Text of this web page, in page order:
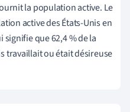
la population active. Le
active des États-Unis en
signifie que 62,4 % de la
travaillait ou était désireuse